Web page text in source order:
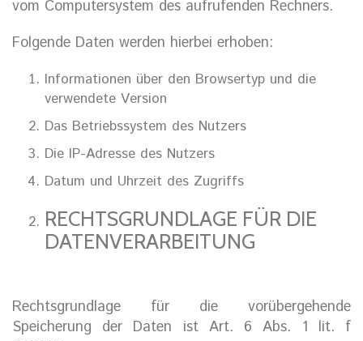
vom Computersystem des aufrufenden Rechners.
Folgende Daten werden hierbei erhoben:
Informationen über den Browsertyp und die
verwendete Version
Das Betriebssystem des Nutzers
Die IP-Adresse des Nutzers
Datum und Uhrzeit des Zugriffs
RECHTSGRUNDLAGE FÜR DIE
DATENVERARBEITUNG
Rechtsgrundlage für die vorübergehende
Speicherung der Daten ist Art. 6 Abs. 1 lit. f